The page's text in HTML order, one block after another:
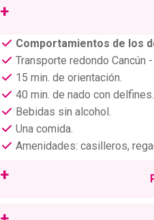
Comportamientos de los
Transporte redondo Cancún
15 min. de orientación.
40 min. de nado con delfines.
Bebidas sin alcohol.
Una comida.
Amenidades: casilleros,